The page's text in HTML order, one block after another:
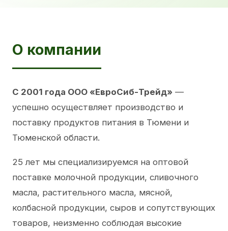
О компании
С 2001 года ООО «ЕвроСиб-Трейд» —
успешно осуществляет производство и
поставку продуктов питания в Тюмени и
Тюменской области.
25 лет мы специализируемся на оптовой
поставке молочной продукции, сливочного
масла, растительного масла, мясной,
колбасной продукции, сыров и сопутствующих
товаров, неизменно соблюдая высокие